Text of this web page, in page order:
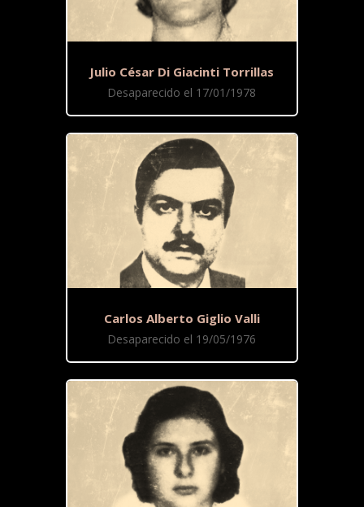
Julio César Di Giacinti Torrillas
Desaparecido el 17/01/1978
Carlos Alberto Giglio Valli
Desaparecido el 19/05/1976